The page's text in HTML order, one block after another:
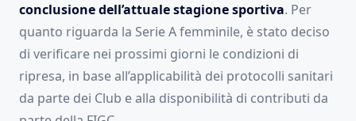
conclusione dell’attuale stagione sportiva. Per
quanto riguarda la Serie A femminile, è stato deciso
di verificare nei prossimi giorni le condizioni di
ripresa, in base all’applicabilità dei protocolli sanitari
da parte dei Club e alla disponibilità di contributi da